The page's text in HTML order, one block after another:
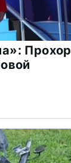
Прохор